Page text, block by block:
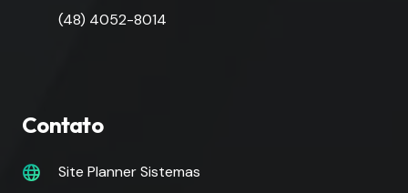
(48) 4052-8014
Contato
Site Planner Sistemas